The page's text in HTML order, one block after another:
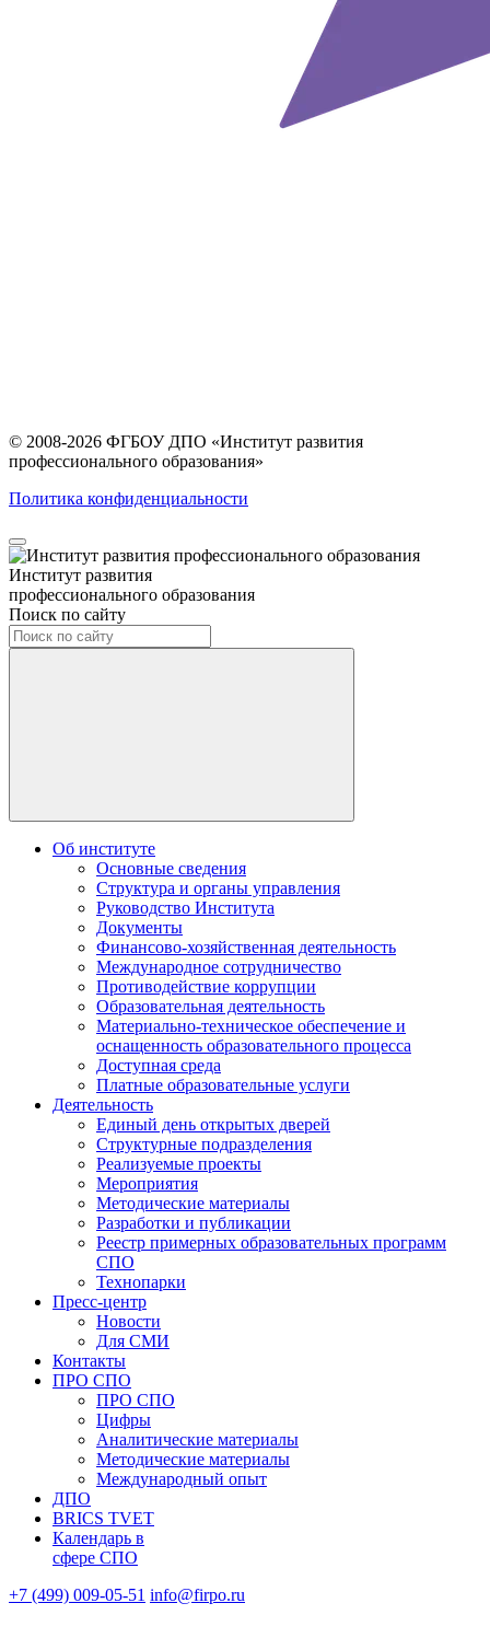
© 2008-2026 ФГБОУ ДПО «Институт развития
профессионального образования»
Политика конфиденциальности
Институт развития
профессионального образования
Поиск по сайту
Об институте
Основные сведения
Структура и органы управления
Руководство Института
Документы
Финансово-хозяйственная деятельность
Международное сотрудничество
Противодействие коррупции
Образовательная деятельность
Материально-техническое обеспечение и
оснащенность образовательного процесса
Доступная среда
Платные образовательные услуги
Деятельность
Единый день открытых дверей
Структурные подразделения
Реализуемые проекты
Мероприятия
Методические материалы
Разработки и публикации
Реестр примерных образовательных программ
СПО
Технопарки
Пресс-центр
Новости
Для СМИ
Контакты
ПРО СПО
ПРО СПО
Цифры
Аналитические материалы
Методические материалы
Международный опыт
ДПО
BRICS TVET
Календарь в
сфере СПО
+7 (499) 009-05-51 info@firpo.ru